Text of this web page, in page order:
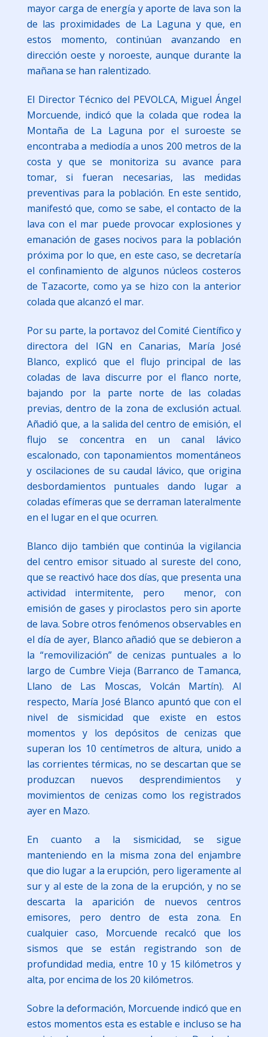
mayor carga de energía y aporte de lava son la
de las proximidades de La Laguna y que, en
estos momento, continúan avanzando en
dirección oeste y noroeste, aunque durante la
mañana se han ralentizado.
El Director Técnico del PEVOLCA, Miguel Ángel
Morcuende, indicó que la colada que rodea la
Montaña de La Laguna por el suroeste se
encontraba a mediodía a unos 200 metros de la
costa y que se monitoriza su avance para
tomar, si fueran necesarias, las medidas
preventivas para la población. En este sentido,
manifestó que, como se sabe, el contacto de la
lava con el mar puede provocar explosiones y
emanación de gases nocivos para la población
próxima por lo que, en este caso, se decretaría
el confinamiento de algunos núcleos costeros
de Tazacorte, como ya se hizo con la anterior
colada que alcanzó el mar.
Por su parte, la portavoz del Comité Científico y
directora del IGN en Canarias, María José
Blanco, explicó que el flujo principal de las
coladas de lava discurre por el flanco norte,
bajando por la parte norte de las coladas
previas, dentro de la zona de exclusión actual.
Añadió que, a la salida del centro de emisión, el
flujo se concentra en un canal lávico
escalonado, con taponamientos momentáneos
y oscilaciones de su caudal lávico, que origina
desbordamientos puntuales dando lugar a
coladas efímeras que se derraman lateralmente
en el lugar en el que ocurren.
Blanco dijo también que continúa la vigilancia
del centro emisor situado al sureste del cono,
que se reactivó hace dos días, que presenta una
actividad intermitente, pero menor, con
emisión de gases y piroclastos pero sin aporte
de lava. Sobre otros fenómenos observables en
el día de ayer, Blanco añadió que se debieron a
la “removilización” de cenizas puntuales a lo
largo de Cumbre Vieja (Barranco de Tamanca,
Llano de Las Moscas, Volcán Martín). Al
respecto, María José Blanco apuntó que con el
nivel de sismicidad que existe en estos
momentos y los depósitos de cenizas que
superan los 10 centímetros de altura, unido a
las corrientes térmicas, no se descartan que se
produzcan nuevos desprendimientos y
movimientos de cenizas como los registrados
ayer en Mazo.
En cuanto a la sismicidad, se sigue
manteniendo en la misma zona del enjambre
que dio lugar a la erupción, pero ligeramente al
sur y al este de la zona de la erupción, y no se
descarta la aparición de nuevos centros
emisores, pero dentro de esta zona. En
cualquier caso, Morcuende recalcó que los
sismos que se están registrando son de
profundidad media, entre 10 y 15 kilómetros y
alta, por encima de los 20 kilómetros.
Sobre la deformación, Morcuende indicó que en
estos momentos esta es estable e incluso se ha